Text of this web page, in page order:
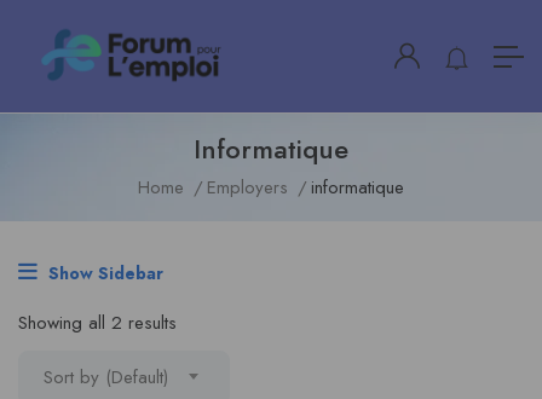
Informatique
Home Employers informatique
Show Sidebar
Showing all 2 results
Sort by (Default)